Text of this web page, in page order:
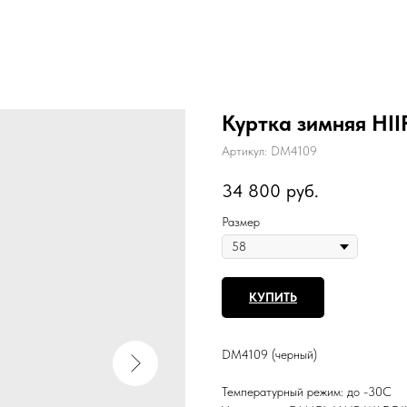
Куртка зимняя
Артикул: DM4109
34 800 руб.
Размер
КУПИТЬ
DM4109 (черный)
Температурный режим: до -30С